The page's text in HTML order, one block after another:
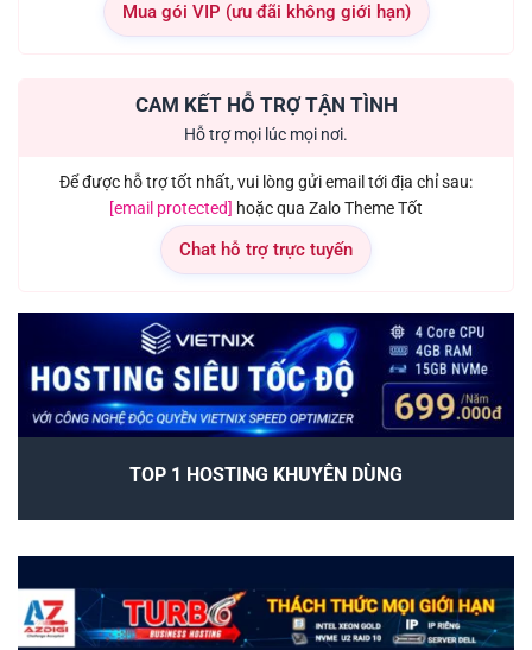
Mua gói VIP (ưu đãi không giới hạn)
CAM KẾT HỖ TRỢ TẬN TÌNH
Hỗ trợ mọi lúc mọi nơi.
Để được hỗ trợ tốt nhất, vui lòng gửi email tới địa chỉ sau:
[email protected] hoặc qua Zalo Theme Tốt
Chat hỗ trợ trực tuyến
TOP 1 HOSTING KHUYÊN DÙNG